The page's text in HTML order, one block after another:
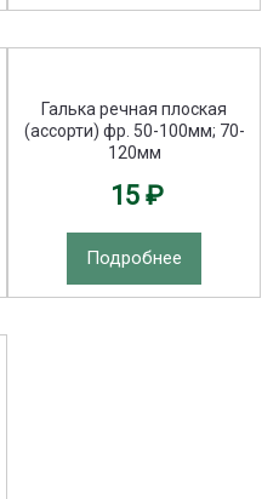
Галька речная плоская
(ассорти) фр. 50-100мм; 70-
120мм
15 ₽
Подробнее